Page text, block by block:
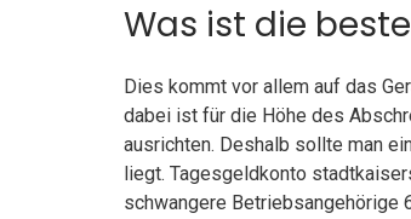
Was ist die
Dies kommt vor allem auf das
dabei ist für die Höhe des
ausrichten. Deshalb sollte man
liegt. Tagesgeldkonto
schwangere Betriebsangehörige